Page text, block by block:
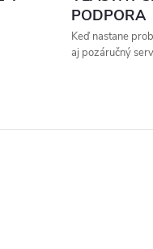
PODPORA
Keď nastane
aj pozáručný